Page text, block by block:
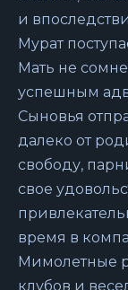
и
Мурат
Мать не
успешным
Сыновья
далеко от
свободу,
свое
время в
Мимолетные
клубов и